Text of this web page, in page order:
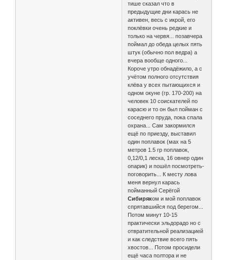
тише сказал что в
предыдущие дни карась не
активен, весь с икрой, его
поклёвки очень редкие и
только на червя... позавчера
поймал до обеда целых пять
штук (обычно пол ведра) а
вчера вообще одного...
Короче утро обнадёжило, а с
учётом полного отсутствия
клёва у всех пытающихся и
одном окуне (гр. 170-200) на
человек 10 соискателей по
карасю и то он был пойман с
соседнего пруда, пока спала
охрана... Сам закормился
ещё по приезду, выставил
один поплавок (мах на 5
метров 1.5 гр поплавок,
0,12/0,1 леска, 16 овнер один
опарик) и пошёл посмотреть-
поговорить... К месту лова
меня вернул карась
пойманный Серёгой
Сибиряком и мой поплавок
спрятавшийся под берегом...
Потом минут 10-15
практически эльдорадо но с
отвратительной реализацией
и как следствие всего пять
хвостов... Потом просидели
ещё часа полтора и не